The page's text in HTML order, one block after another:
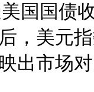
国国债
，美元
出市场